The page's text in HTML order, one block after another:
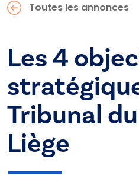
Toutes les annonces
Les 4
Tribunal
Liège